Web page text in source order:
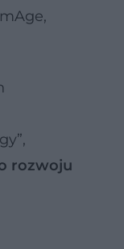
rozwoju